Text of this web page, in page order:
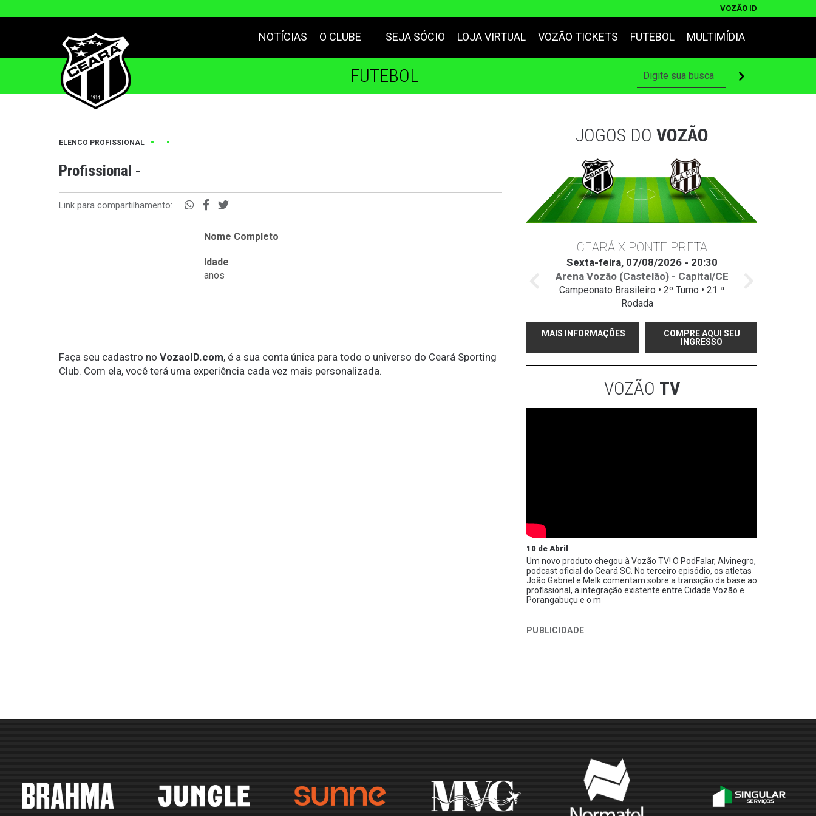
VOZÃO ID
NOTÍCIAS O CLUBE SEJA SÓCIO LOJA VIRTUAL VOZÃO TICKETS FUTEBOL MULTIMÍDIA
FUTEBOL
ELENCO PROFISSIONAL • •
Profissional -
Link para compartilhamento:
Nome Completo
Idade
anos
Faça seu cadastro no VozaoID.com, é a sua conta única para todo o universo do Ceará Sporting
Club. Com ela, você terá uma experiência cada vez mais personalizada.
JOGOS DO VOZÃO
CEARÁ X PONTE PRETA
Sexta-feira, 07/08/2026 - 20:30
Arena Vozão (Castelão) - Capital/CE
Campeonato Brasileiro • 2º Turno • 21 ª
Rodada
MAIS INFORMAÇÕES
COMPRE AQUI SEU
INGRESSO
VOZÃO TV
10 de Abril
Um novo produto chegou à Vozão TV! O PodFalar, Alvinegro,
podcast oficial do Ceará SC. No terceiro episódio, os atletas
João Gabriel e Melk comentam sobre a transição da base ao
profissional, a integração existente entre Cidade Vozão e
Porangabuçu e o m
PUBLICIDADE